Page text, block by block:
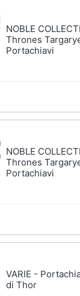
NOBLE
Thrones
Portachiavi
NOBLE
Thrones
Portachiavi
VARIE -
di Thor